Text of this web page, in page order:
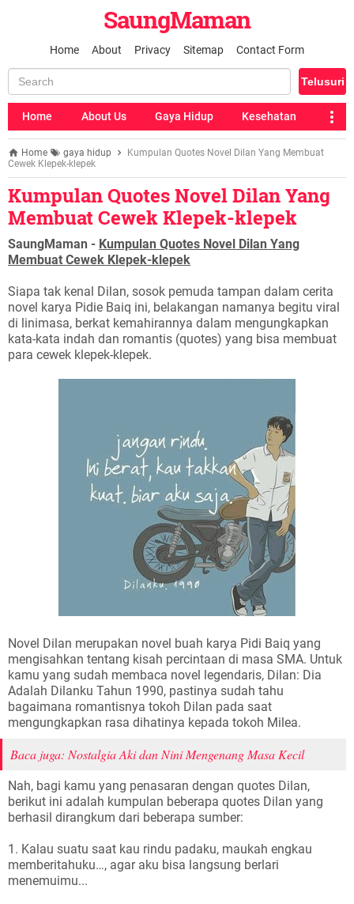
SaungMaman
Home About Privacy Sitemap Contact Form
Home About Us Gaya Hidup Kesehatan
Home gaya hidup
Kumpulan Quotes Novel Dilan Yang Membuat
Cewek Klepek-klepek
Kumpulan Quotes Novel Dilan Yang
Membuat Cewek Klepek-klepek
SaungMaman - Kumpulan Quotes Novel Dilan Yang
Membuat Cewek Klepek-klepek
Siapa tak kenal Dilan, sosok pemuda tampan dalam cerita
novel karya Pidie Baiq ini, belakangan namanya begitu viral
di linimasa, berkat kemahirannya dalam mengungkapkan
kata-kata indah dan romantis (quotes) yang bisa membuat
para cewek klepek-klepek.
Novel Dilan merupakan novel buah karya Pidi Baiq yang
mengisahkan tentang kisah percintaan di masa SMA. Untuk
kamu yang sudah membaca novel legendaris, Dilan: Dia
Adalah Dilanku Tahun 1990, pastinya sudah tahu
bagaimana romantisnya tokoh Dilan pada saat
mengungkapkan rasa dihatinya kepada tokoh Milea.
Baca juga: Nostalgia Aki dan Nini Mengenang Masa Kecil
Nah, bagi kamu yang penasaran dengan quotes Dilan,
berikut ini adalah kumpulan beberapa quotes Dilan yang
berhasil dirangkum dari beberapa sumber:
1. Kalau suatu saat kau rindu padaku, maukah engkau
memberitahuku…, agar aku bisa langsung berlari
menemuimu...